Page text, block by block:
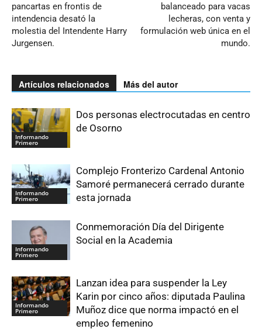
pancartas en frontis de
intendencia desató la
molestia del Intendente Harry
Jurgensen.
balanceado para vacas
lecheras, con venta y
formulación web única en el
mundo.
Artículos relacionados Más del autor
Informando
Primero
Dos personas electrocutadas en centro
de Osorno
Informando
Primero
Complejo Fronterizo Cardenal Antonio
Samoré permanecerá cerrado durante
esta jornada
Informando
Primero
Conmemoración Día del Dirigente
Social en la Academia
Informando
Primero
Lanzan idea para suspender la Ley
Karin por cinco años: diputada Paulina
Muñoz dice que norma impactó en el
empleo femenino